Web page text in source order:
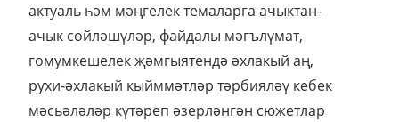
актуаль һәм мәңгелек темаларга ачыктан-
ачык сөйләшүләр, файдалы мәгълүмат,
гомумкешелек җәмгыятендә әхлакый аң,
рухи-әхлакый кыйммәтләр тәрбияләү кебек
мәсьәләләр күтәреп әзерләнгән сюжетлар